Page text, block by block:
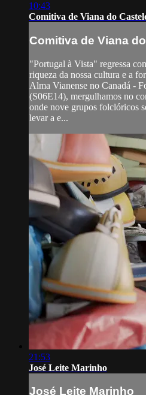
10:43
Comitiva de Viana do
Comitiva de Viana
"Portugal à Vista" regressa
riqueza da nossa cultura e a
Alma Vianense no Canadá -
(S06E14), mergulhamos no
onde nove grupos folclóricos
levar a e...
21:53
José Leite Marinho
José Leite Marinho